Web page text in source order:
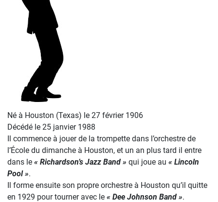
Né à Houston (Texas) le 27 février 1906
Décédé le 25 janvier 1988
Il commence à jouer de la trompette dans l’orchestre de
l’École du dimanche à Houston, et un an plus tard il entre
dans le « Richardson’s Jazz Band » qui joue au « Lincoln
Pool ».
Il forme ensuite son propre orchestre à Houston qu’il quitte
en 1929 pour tourner avec le « Dee Johnson Band ».